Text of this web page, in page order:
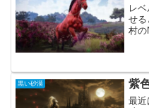
レ
せる
村の
して
黒い砂漠 紫
最近